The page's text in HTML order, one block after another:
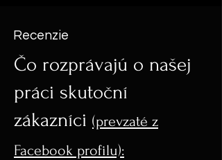
Recenzie
Čo rozprávajú o našej
práci skutoční
zákazníci (prevzaté z
Facebook profilu):